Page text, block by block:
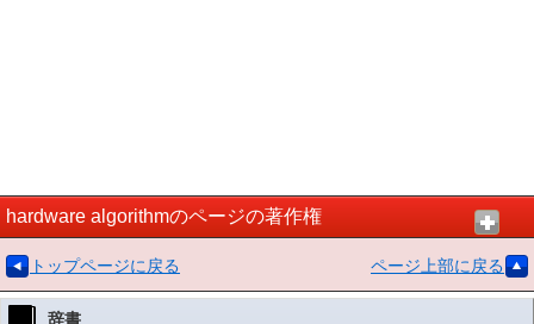
hardware algorithmのページの著作権
トップページに戻る ページ上部に戻る
辞書